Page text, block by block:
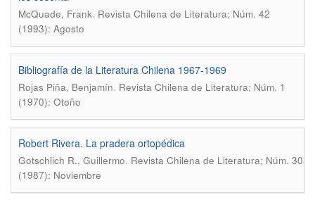
McQuade, Frank. Revista Chilena de Literatura; Núm. 42
(1993): Agosto
Bibliografía de la Literatura Chilena 1967-1969
Rojas Piña, Benjamín. Revista Chilena de Literatura; Núm. 1
(1970): Otoño
Robert Rivera. La pradera ortopédica
Gotschlich R., Guillermo. Revista Chilena de Literatura; Núm. 30
(1987): Noviembre